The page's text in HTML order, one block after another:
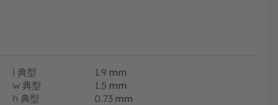
l 典型 1.9 mm
w 典型 1.5 mm
h 典型 0.73 mm